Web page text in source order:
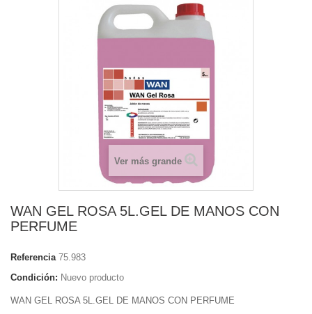
Ver más grande
WAN GEL ROSA 5L.GEL DE MANOS CON
PERFUME
Referencia 75.983
Condición: Nuevo producto
WAN GEL ROSA 5L.GEL DE MANOS CON PERFUME